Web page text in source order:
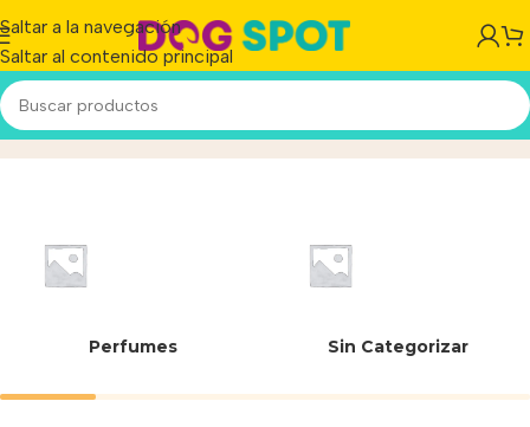
Saltar a la navegación
Saltar al contenido principal
LecheInicio/Producto
Perfumes Sin Categorizar